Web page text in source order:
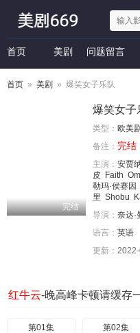
首页 美剧 问题留言
首页 » 美剧 » 爆笑女子乐队
完结
爆笑女子
类型： 欧美剧
备注： 完结
主演： 安贾
皮
Faith
勒玛·侯赛因
里 Shobu
导演： 奈达·
语言： 英语
更新：
红牛云-晚高峰卡顿请缓存
第01集 第02集